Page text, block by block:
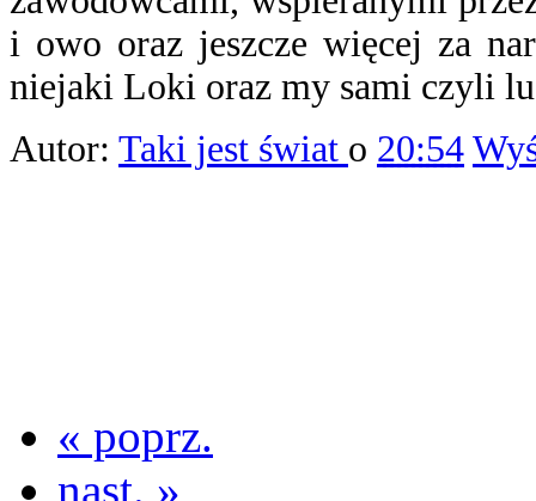
i owo oraz jeszcze więcej za
niejaki Loki oraz my sami czyli
Autor: Taki jest świat o 20:54
« poprz.
nast. »